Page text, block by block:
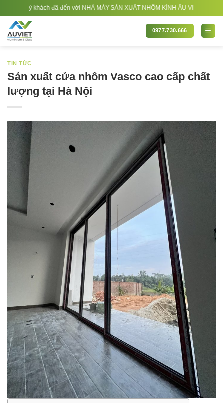
qua
nội
dung
khách đã đến với NHÀ MÁY SẢN XUẤT NHÔM KÍNH ÂU VIỆT. Nhà Sản
0977.730.666
TIN TỨC
Sản xuất cửa nhôm Vasco cao cấp chất
lượng tại Hà Nội